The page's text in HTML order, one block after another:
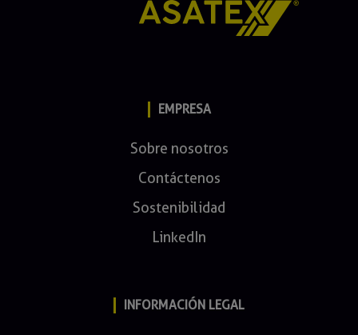
EMPRESA
Sobre nosotros
Contáctenos
Sostenibilidad
LinkedIn
INFORMACIÓN LEGAL